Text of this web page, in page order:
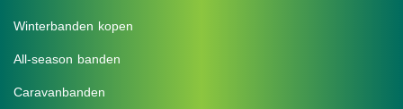
Winterbanden kopen
All-season banden
Caravanbanden